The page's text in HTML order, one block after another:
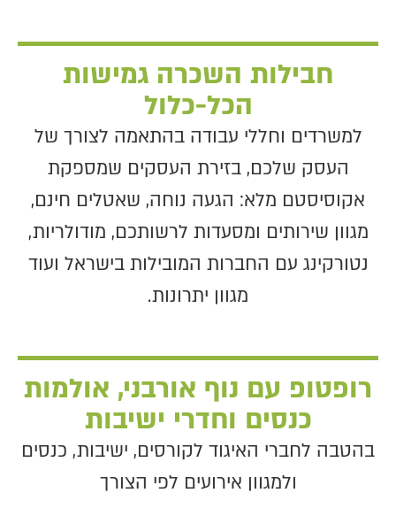
חבילות השכרה גמישות
הכל-כלול
למשרדים וחללי עבודה בהתאמה לצורך של
העסק שלכם, בזירת העסקים שמספקת
אקוסיסטם מלא: הגעה נוחה, שאטלים חינם,
מגוון שירותים ומסעדות לרשותכם, מודולריות,
נטורקינג עם החברות המובילות בישראל ועוד
מגוון יתרונות.
רופטופ עם נוף אורבני, אולמות
כנסים וחדרי ישיבות
בהטבה לחברי האיגוד לקורסים, ישיבות, כנסים
ולמגוון אירועים לפי הצורך